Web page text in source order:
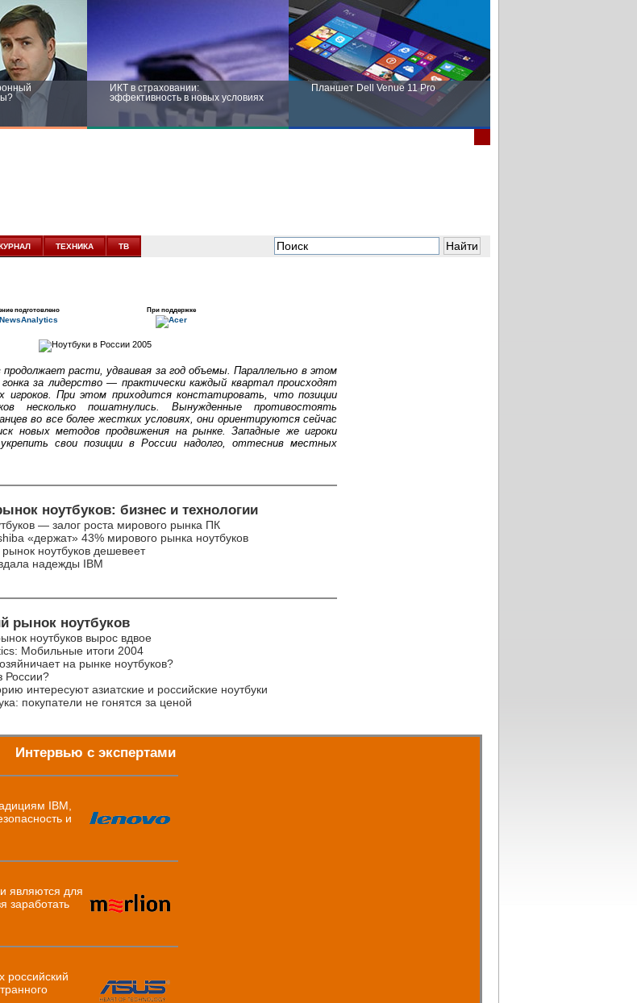
ИКТ в страховании:
эффективность в новых условиях
Планшет Dell Venue 11 Pro
новых условиях
ТЕХНИКА ТВ
подготовлено При поддержке
продолжает расти, удваивая за год объемы. Параллельно в этом
за лидерство — практически каждый квартал происходят
игроков. При этом приходится констатировать, что позиции
несколько пошатнулись. Вынужденные противостоять
во все более жестких условиях, они ориентируются сейчас
новых методов продвижения на рынке. Западные же игроки
свои позиции в России надолго, оттеснив местных
ноутбуков: бизнес и технологии
— залог роста мирового рынка ПК
«держат» 43% мирового рынка ноутбуков
ноутбуков дешевеет
надежды IBM
рынок ноутбуков
ноутбуков вырос вдвое
Мобильные итоги 2004
на рынке ноутбуков?
России?
интересуют азиатские и российские ноутбуки
покупатели не гонятся за ценой
Интервью с экспертами
IBM,
и
являются для
заработать
российский